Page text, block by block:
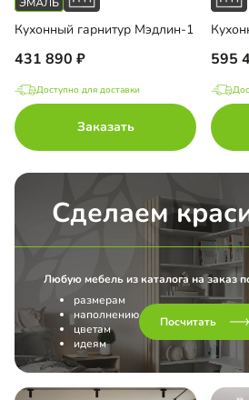
Кухонный гарнитур Мэдлин-1
431 890
Доступно для доставки
Заказать
595
Сделаем
Любую мебель из каталога на заказ
размерам
наполнению
цветам
идеям
Посчитать